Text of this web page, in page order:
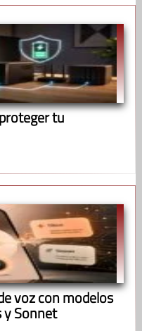
tu
voz con modelos
y Sonnet